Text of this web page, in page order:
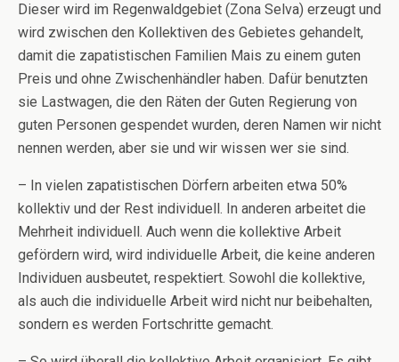
Dieser wird im Regenwaldgebiet (Zona Selva) erzeugt und
wird zwischen den Kollektiven des Gebietes gehandelt,
damit die zapatistischen Familien Mais zu einem guten
Preis und ohne Zwischenhändler haben. Dafür benutzten
sie Lastwagen, die den Räten der Guten Regierung von
guten Personen gespendet wurden, deren Namen wir nicht
nennen werden, aber sie und wir wissen wer sie sind.
– In vielen zapatistischen Dörfern arbeiten etwa 50%
kollektiv und der Rest individuell. In anderen arbeitet die
Mehrheit individuell. Auch wenn die kollektive Arbeit
gefördern wird, wird individuelle Arbeit, die keine anderen
Individuen ausbeutet, respektiert. Sowohl die kollektive,
als auch die individuelle Arbeit wird nicht nur beibehalten,
sondern es werden Fortschritte gemacht.